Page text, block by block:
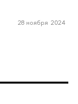
28 ноября 2024